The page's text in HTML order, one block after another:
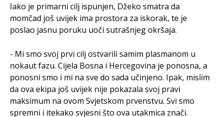
​Iako je primarni cilj ispunjen, Džeko smatra da
momčad još uvijek ima prostora za iskorak, te je
poslao jasnu poruku uoči sutrašnjeg okršaja.
​- Mi smo svoj prvi cilj ostvarili samim plasmanom u
nokaut fazu. Cijela Bosna i Hercegovina je ponosna, a
ponosni smo i mi na sve do sada učinjeno. Ipak, mislim
da ova ekipa još uvijek nije pokazala svoj pravi
maksimum na ovom Svjetskom prvenstvu. Svi smo
spremni i itekako svjesni što ova utakmica znači.